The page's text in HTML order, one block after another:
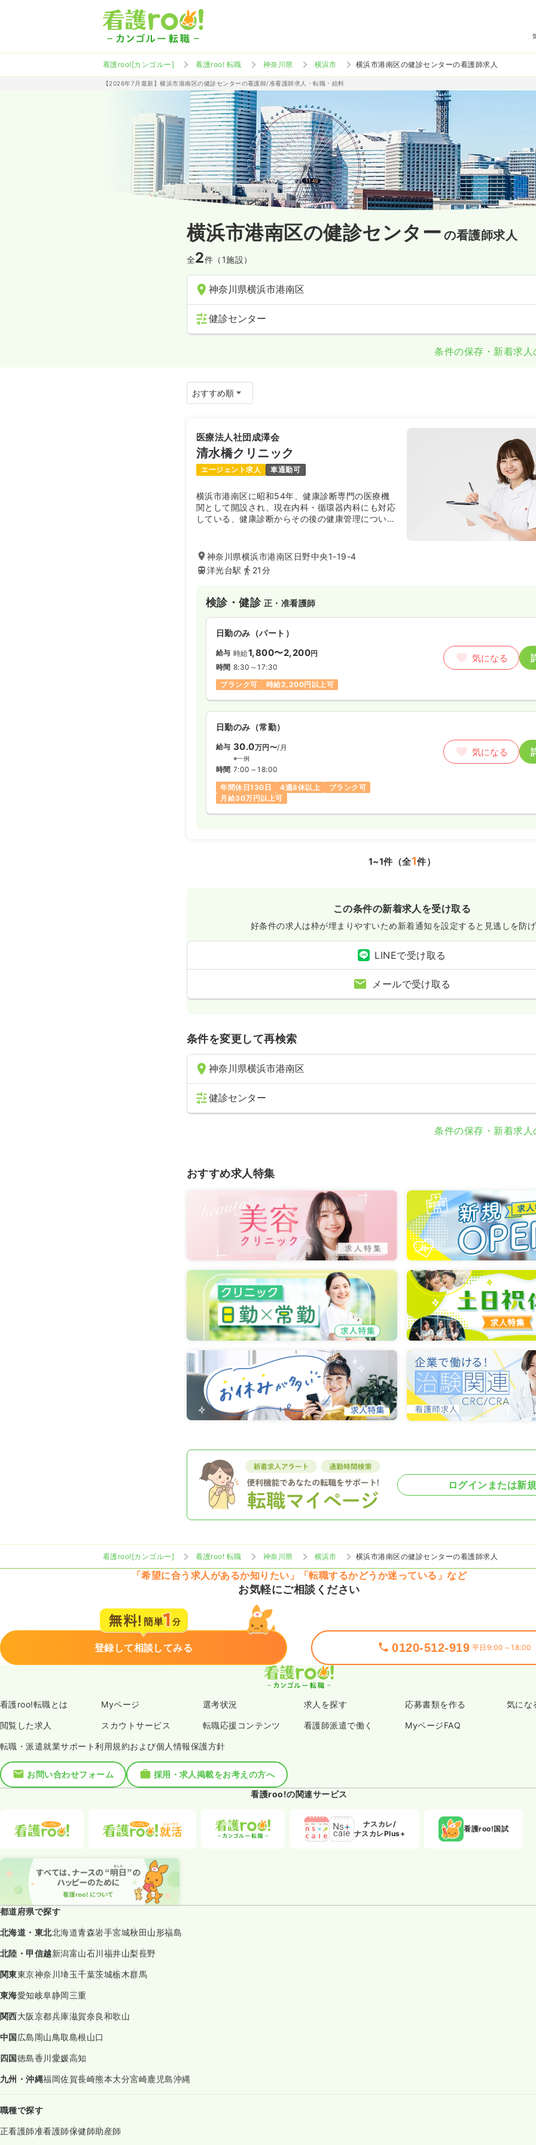
看護roo![カンゴルー] 看護roo! 転職 神奈川県 横浜市 横浜市港南区の健診センターの看護師求人
【2026年7月最新】横浜市港南区の健診センターの看護師/准看護師求人・転職・給料
横浜市港南区の健診センター の看護師求人
全2件（1施設）
神奈川県横浜市港南区
健診センター
条件の保存・新着求
医療法人社団成澤会
清水橋クリニック
エージェント求人 車通勤可
横浜市港南区に昭和54年、健康診断専門の医療機
関として開設され、現在内科・循環器内科にも対応
している、健康診断からその後の健康管理について
神奈川県横浜市港南区日野中央1-19-4
洋光台駅
21分
検診・健診 正・准看護師
日勤のみ（パート）
給与 時給1,800〜2,200円
時間 8:30～17:30
ブランク可
時給2,200円以上可
気になる
日勤のみ（常勤）
給与 30.0万円〜/月
※一例
時間 7:00～18:00
年間休日130日
4週8休以上
ブランク可
月給30万円以上可
気になる
1~1件（全1件）
この条件の新着求人を受け取る
好条件の求人は枠が埋まりやすいため新着通知を設定すると見逃しを防
LINEで受け取る
メールで受け取る
条件を変更して再検索
神奈川県横浜市港南区
健診センター
条件の保存・新着求
おすすめ求人特集
ログインまたは新
看護roo![カンゴルー] 看護roo! 転職 神奈川県 横浜市 横浜市港南区の健診センターの看護師求人
「希望に合う求人があるか知りたい」「転職するかどうか迷っている」など
お気軽にご相談ください
登録して相談してみる 0120-512-919 平日9:00～18:00
看護roo!転職とは Myページ 選考状況 求人を探す 応募書類を作る 気にな
閲覧した求人 スカウトサービス 転職応援コンテンツ 看護師派遣で働く MyページFAQ
転職・派遣就業サポート利用規約および個人情報保護方針
お問い合わせフォーム
採用・求人掲載をお考えの方へ
看護roo!の関連サービス
ナスカレ/
ナスカレPlus+
看護roo!国試
都道府県で探す
北海道・東北北海道青森岩手宮城秋田山形福島
北陸・甲信越新潟富山石川福井山梨長野
関東東京神奈川埼玉千葉茨城栃木群馬
東海愛知岐阜静岡三重
関西大阪京都兵庫滋賀奈良和歌山
中国広島岡山鳥取島根山口
四国徳島香川愛媛高知
九州・沖縄福岡佐賀長崎熊本大分宮崎鹿児島沖縄
職種で探す
正看護師准看護師保健師助産師